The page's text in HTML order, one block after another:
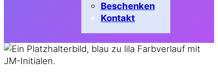
Beschenken
Kontakt